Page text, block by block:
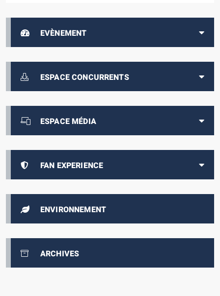
EVÈNEMENT
ESPACE CONCURRENTS
ESPACE MÉDIA
FAN EXPERIENCE
ENVIRONNEMENT
ARCHIVES